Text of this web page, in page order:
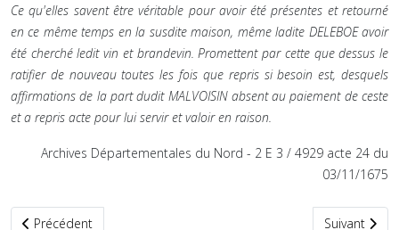
Ce qu'elles savent être véritable pour avoir été présentes et retourné
en ce même temps en la susdite maison, même ladite DELEBOE avoir
été cherché ledit vin et brandevin. Promettent par cette que dessus le
ratifier de nouveau toutes les fois que repris si besoin est, desquels
affirmations de la part dudit MALVOISIN absent au paiement de ceste
et a repris acte pour lui servir et valoir en raison.
Archives Départementales du Nord - 2 E 3 / 4929 acte 24 du
03/11/1675
Article précédent : Pauvres déménageant
Précédent Article
Suivant